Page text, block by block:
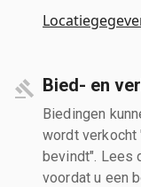
Bied- en
Biedingen
wordt verkocht
bevindt". Lees
voordat u een